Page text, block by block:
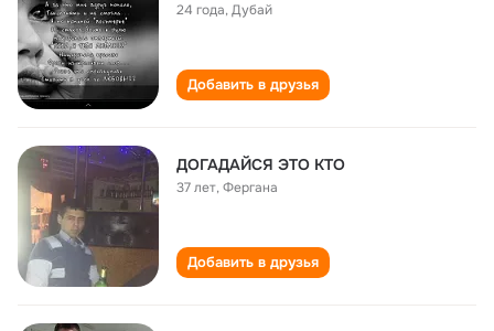
24 года,Дубай
Добавить в друзья
ДОГАДАЙСЯ ЭТО КТО
37 лет,Фергана
Добавить в друзья